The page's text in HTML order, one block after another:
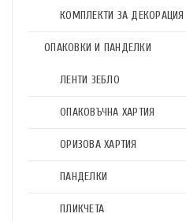
КОМПЛЕКТИ ЗА ДЕКОРАЦИЯ
ОПАКОВКИ И ПАНДЕЛКИ
ЛЕНТИ ЗЕБЛО
ОПАКОВЪЧНА ХАРТИЯ
ОРИЗОВА ХАРТИЯ
ПАНДЕЛКИ
ПЛИКЧЕТА